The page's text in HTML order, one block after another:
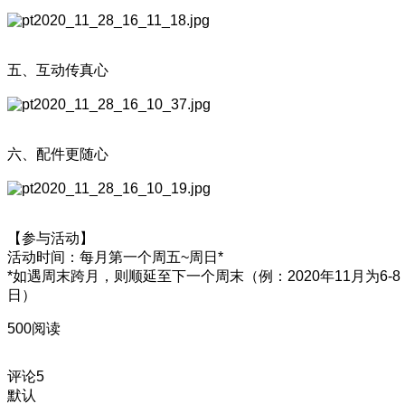
五、互动传真心
六、配件更随心
【参与活动】
活动时间：每月第一个周五~周日*
*如遇周末跨月，则顺延至下一个周末（例：2020年11月为6-8
日）
500阅读
评论5
默认